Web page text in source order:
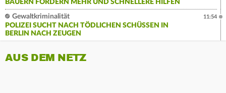
BAUERN FORDERN MEHR UND SCHNELLERE HILFEN
Gewaltkriminalität
POLIZEI SUCHT NACH TÖDLICHEN SCHÜSSEN IN
BERLIN NACH ZEUGEN
11:54
AUS DEM NETZ